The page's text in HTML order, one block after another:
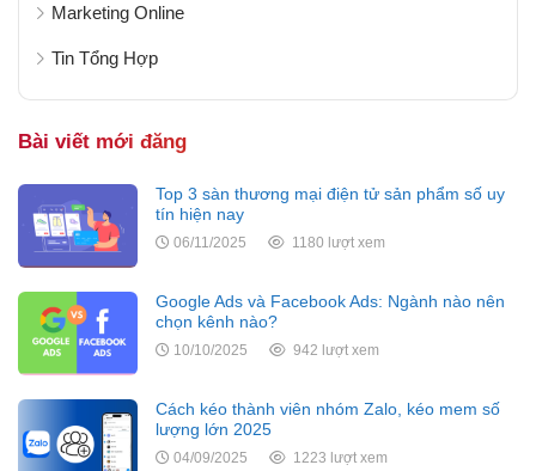
Marketing Online
Tin Tổng Hợp
Bài viết mới đăng
Top 3 sàn thương mại điện tử sản phẩm số uy
tín hiện nay
06/11/2025 1180 lượt xem
Google Ads và Facebook Ads: Ngành nào nên
chọn kênh nào?
10/10/2025 942 lượt xem
Cách kéo thành viên nhóm Zalo, kéo mem số
lượng lớn 2025
04/09/2025 1223 lượt xem